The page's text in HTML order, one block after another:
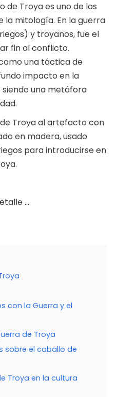
de Troya es uno de los
la mitología. En la guerra
y troyanos, fue el
fin al conflicto.
una táctica de
impacto en la
una metáfora
Troya al artefacto con
en madera, usado
para introducirse en
…
con la Guerra y el
de Troya
sobre el caballo de
Troya en la cultura